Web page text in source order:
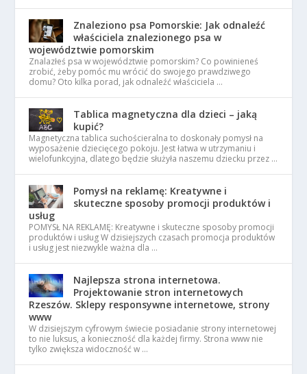
Znaleziono psa Pomorskie: Jak odnaleźć
właściciela znalezionego psa w
województwie pomorskim
Znalazłeś psa w województwie pomorskim? Co powinieneś
zrobić, żeby pomóc mu wrócić do swojego prawdziwego
domu? Oto kilka porad, jak odnaleźć właściciela …
Tablica magnetyczna dla dzieci – jaką
kupić?
Magnetyczna tablica suchościeralna to doskonały pomysł na
wyposażenie dziecięcego pokoju. Jest łatwa w utrzymaniu i
wielofunkcyjna, dlatego będzie służyła naszemu dziecku przez …
Pomysł na reklamę: Kreatywne i
skuteczne sposoby promocji produktów i
usług
POMYSŁ NA REKLAMĘ: Kreatywne i skuteczne sposoby promocji
produktów i usług W dzisiejszych czasach promocja produktów
i usług jest niezwykle ważna dla …
Najlepsza strona internetowa.
Projektowanie stron internetowych
Rzeszów. Sklepy responsywne internetowe, strony
www
W dzisiejszym cyfrowym świecie posiadanie strony internetowej
to nie luksus, a konieczność dla każdej firmy. Strona www nie
tylko zwiększa widoczność w …